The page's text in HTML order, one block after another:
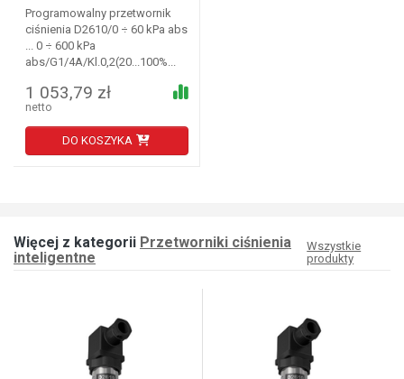
Programowalny przetwornik
ciśnienia D2610/0 ÷ 60 kPa abs
... 0 ÷ 600 kPa
abs/G1/4A/Kl.0,2(20...100%...
1 053,79 zł
netto
DO KOSZYKA
Więcej z kategorii Przetworniki ciśnienia
inteligentne
Wszystkie
produkty